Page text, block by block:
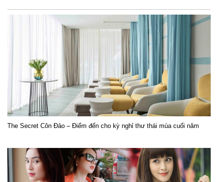
The Secret Côn Đảo – Điểm đến cho kỳ nghỉ thư thái mùa cuối năm